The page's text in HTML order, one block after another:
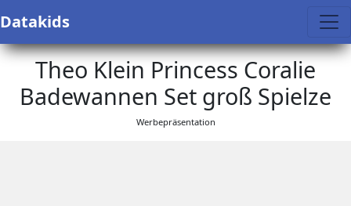
Datakids
Theo Klein Princess Coralie
Badewannen Set groß Spielze
Werbepräsentation